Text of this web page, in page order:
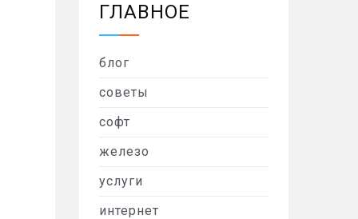
ГЛАВНОЕ
блог
советы
софт
железо
услуги
интернет